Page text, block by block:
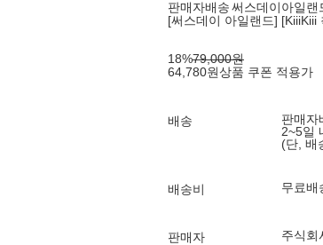
판매자배송써스데이아일랜
[써스데이 아일랜드]
18%79,000원
64,780원상품 쿠폰 적용가
배송
판매자
2~5일
(단, 배
배송비 무료배
판매자 주식회